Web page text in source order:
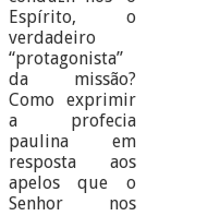
Espírito, o
verdadeiro
“protagonista”
da missão?
Como exprimir
a profecia
paulina em
resposta aos
apelos que o
Senhor nos